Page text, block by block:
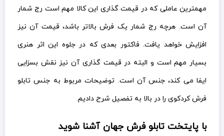
مهمترین عاملی که در قیمت گذاری این کالا مهم است رج شمار
آن است. هرچه رج شمار یک فرش بالاتر باشد، قیمت آن نیز
افزایش خواهد یافت. فاکتور بعدی که در جلوه این اثر هنری
بسیار مهم است و البته در قیمت گذاری آن نیز نقش بسزایی
ایفا می کند، جنس آن است. توضیحات مربوط به جنس تابلو
فرش کردکوی را در بالا به تفصیل شرح دادیم.
با پایتخت تابلو فرش جهان آشنا شوید